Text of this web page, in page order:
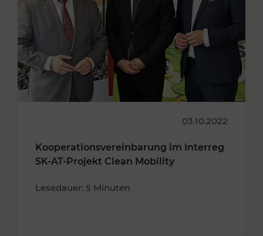
03.10.2022
Kooperationsvereinbarung im Interreg
SK-AT-Projekt Clean Mobility
Lesedauer: 5 Minuten